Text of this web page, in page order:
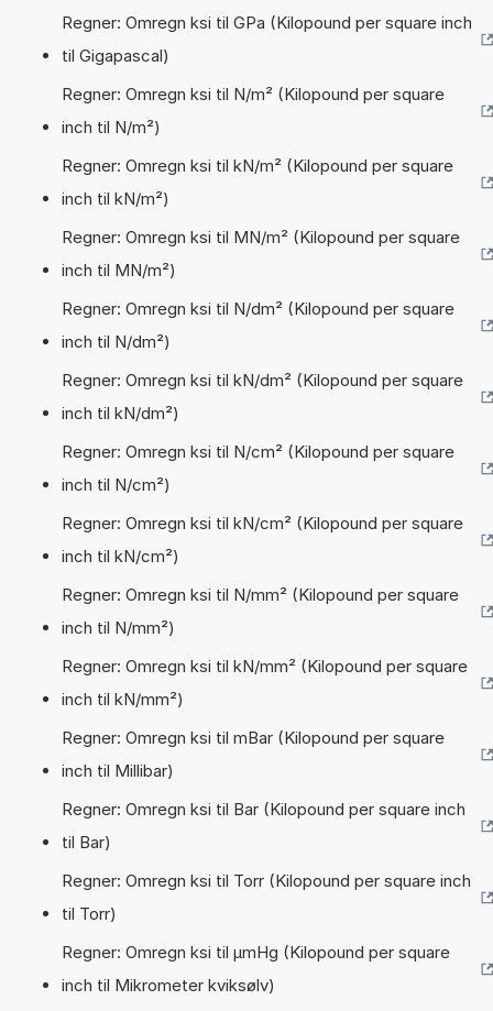
Regner: Omregn ksi til GPa (Kilopound per square inch
til Gigapascal)
Regner: Omregn ksi til N/m² (Kilopound per square
inch til N/m²)
Regner: Omregn ksi til kN/m² (Kilopound per square
inch til kN/m²)
Regner: Omregn ksi til MN/m² (Kilopound per square
inch til MN/m²)
Regner: Omregn ksi til N/dm² (Kilopound per square
inch til N/dm²)
Regner: Omregn ksi til kN/dm² (Kilopound per square
inch til kN/dm²)
Regner: Omregn ksi til N/cm² (Kilopound per square
inch til N/cm²)
Regner: Omregn ksi til kN/cm² (Kilopound per square
inch til kN/cm²)
Regner: Omregn ksi til N/mm² (Kilopound per square
inch til N/mm²)
Regner: Omregn ksi til kN/mm² (Kilopound per square
inch til kN/mm²)
Regner: Omregn ksi til mBar (Kilopound per square
inch til Millibar)
Regner: Omregn ksi til Bar (Kilopound per square inch
til Bar)
Regner: Omregn ksi til Torr (Kilopound per square inch
til Torr)
Regner: Omregn ksi til µmHg (Kilopound per square
inch til Mikrometer kviksølv)